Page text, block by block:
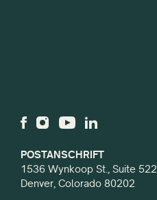
POSTANSCHRIFT
1536 Wynkoop St., Suite 522
Denver, Colorado 80202